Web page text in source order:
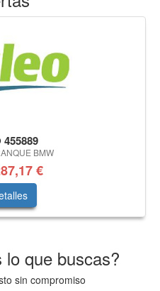
BMW
€
que buscas?
sin compromiso